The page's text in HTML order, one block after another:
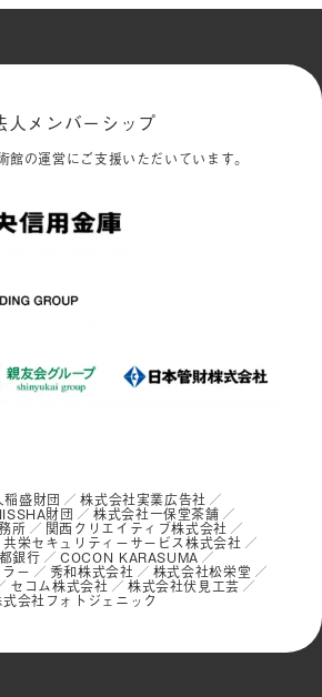
人メンバーシップ
館の運営にご支援いただいています。
盛財団 株式会社実業広告社
財団 株式会社一保堂茶舗
所 関西クリエイティブ株式会社
共栄セキュリティーサービス株式会社
銀行 COCON KARASUMA
ー 秀和株式会社 株式会社松栄堂
セコム株式会社 株式会社伏見工芸
会社フォトジェニック